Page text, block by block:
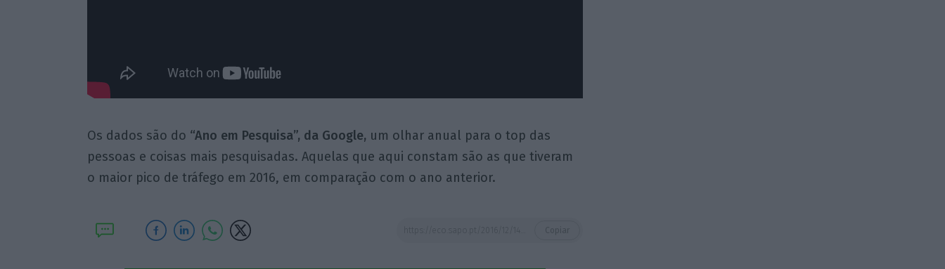
Os dados são do “Ano em Pesquisa”, da Google, um olhar anual para o top das
pessoas e coisas mais pesquisadas. Aquelas que aqui constam são as que tiveram
o maior pico de tráfego em 2016, em comparação com o ano anterior.